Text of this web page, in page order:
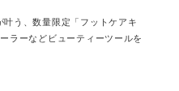
う、数量限定「フットケアキ
ラーなどビューティーツールを